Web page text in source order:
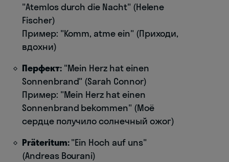
"Atemlos durch die Nacht" (Helene
Fischer)
Пример: "Komm, atme ein" (Приходи,
вдохни)
Перфект:"Mein Herz hat einen
Sonnenbrand" (Sarah Connor)
Пример: "Mein Herz hat einen
Sonnenbrand bekommen" (Моё
сердце получило солнечный ожог)
Präteritum:"Ein Hoch auf uns"
(Andreas Bourani)